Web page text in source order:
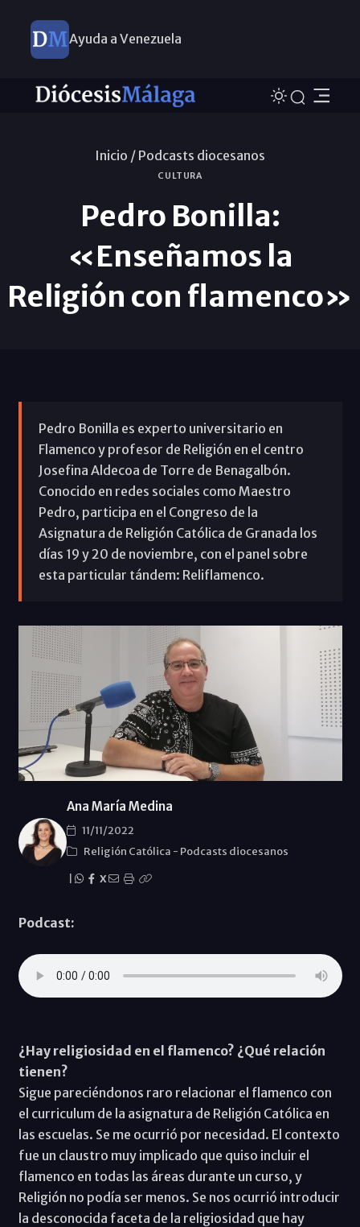
Ayuda a Venezuela
Inicio / Podcasts diocesanos
CULTURA
Pedro Bonilla:
«Enseñamos la
Religión con flamenco»
Pedro Bonilla es experto universitario en
Flamenco y profesor de Religión en el centro
Josefina Aldecoa de Torre de Benagalbón.
Conocido en redes sociales como Maestro
Pedro, participa en el Congreso de la
Asignatura de Religión Católica de Granada los
días 19 y 20 de noviembre, con el panel sobre
esta particular tándem: Reliflamenco.
Ana María Medina
11/11/2022
Religión Católica - Podcasts diocesanos
X
Podcast:
¿Hay religiosidad en el flamenco? ¿Qué relación
tienen?
Sigue pareciéndonos raro relacionar el flamenco con
el curriculum de la asignatura de Religión Católica en
las escuelas. Se me ocurrió por necesidad. El contexto
fue un claustro muy implicado que quiso incluir el
flamenco en todas las áreas durante un curso, y
Religión no podía ser menos. Se nos ocurrió introducir
la desconocida faceta de la religiosidad que hay